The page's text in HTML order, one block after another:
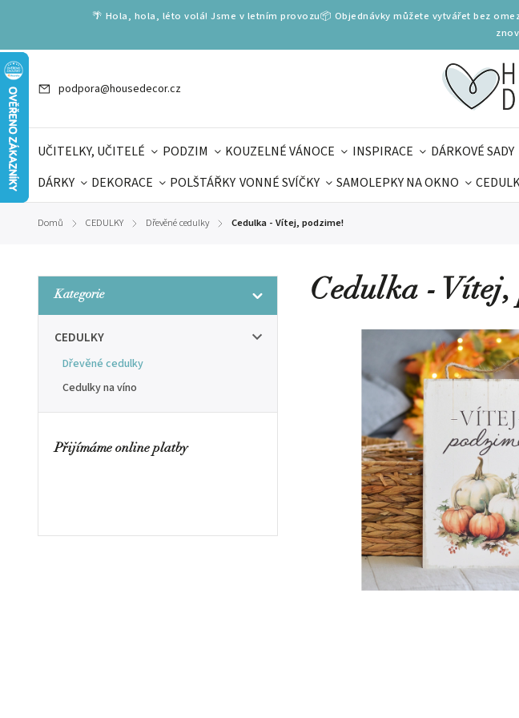
🌴 Hola, hola, léto volá! Jsme v letním provozu📦 Objednávky můžete vytvářet bez
podpora@housedecor.cz
UČITELKY, UČITELÉ PODZIM KOUZELNÉ VÁNOCE INSPIRACE DÁRKOVÉ SADY
DÁRKY
DEKORACE POLŠTÁŘKY VONNÉ SVÍČKY SAMOLEPKY NA OKNO
Domů / CEDULKY / Dřevěné cedulky / Cedulka - Vítej, podzime!
Kategorie
CEDULKY
Dřevěné cedulky
Cedulky na víno
Přijímáme online platby
Cedulka - Vítej,